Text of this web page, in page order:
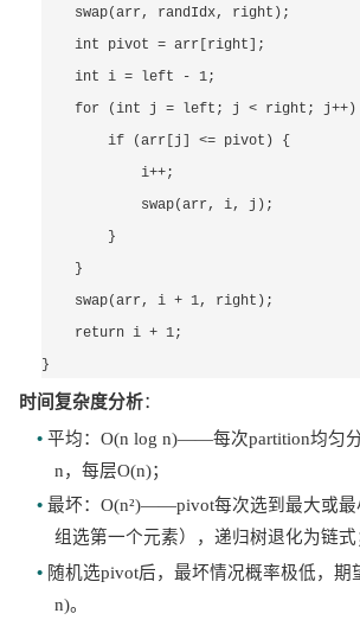
swap(arr, randIdx, right);
int pivot = arr[right];
int i = left - 1;
for (int j = left; j < right; j++)
if (arr[j] <= pivot) {
i++;
swap(arr, i, j);
}
}
swap(arr, i + 1, right);
return i + 1;
}
时间复杂度分析：
• 平均：O(n log n)——每次partition均匀
n，每层O(n)；
• 最坏：O(n²)——pivot每次选到最大或最
组选第一个元素），递归树退化为链式
• 随机选pivot后，最坏情况概率极低，期
n)。